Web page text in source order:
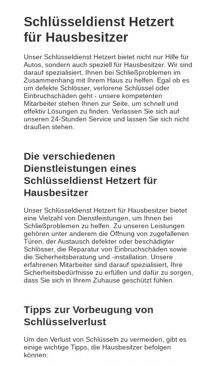
Schlüsseldienst Hetzert
für Hausbesitzer
Unser Schlüsseldienst Hetzert bietet nicht nur Hilfe für
Autos, sondern auch speziell für Hausbesitzer. Wir sind
darauf spezialisiert, Ihnen bei Schließproblemen im
Zusammenhang mit Ihrem Haus zu helfen. Egal ob es
um defekte Schlösser, verlorene Schlüssel oder
Einbruchschäden geht - unsere kompetenten
Mitarbeiter stehen Ihnen zur Seite, um schnell und
effektiv Lösungen zu finden. Verlassen Sie sich auf
unseren 24-Stunden Service und lassen Sie sich nicht
draußen stehen.
Die verschiedenen
Dienstleistungen eines
Schlüsseldienst Hetzert für
Hausbesitzer
Unser Schlüsseldienst Hetzert für Hausbesitzer bietet
eine Vielzahl von Dienstleistungen, um Ihnen bei
Schließproblemen zu helfen. Zu unseren Leistungen
gehören unter anderem die Öffnung von zugefallenen
Türen, der Austausch defekter oder beschädigter
Schlösser, die Reparatur von Einbruchschäden sowie
die Sicherheitsberatung und -installation. Unsere
erfahrenen Mitarbeiter sind darauf spezialisiert, Ihre
Sicherheitsbedürfnisse zu erfüllen und dafür zu sorgen,
dass Sie sich in Ihrem Zuhause geschützt fühlen.
Tipps zur Vorbeugung von
Schlüsselverlust
Um den Verlust von Schlüsseln zu vermeiden, gibt es
einige wichtige Tipps, die Hausbesitzer befolgen
können: